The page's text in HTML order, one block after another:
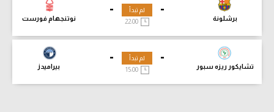
-
برشلونة
-
نوتنجهام فورست
لم تبدأ
-
تشايكور ريزه سبور
-
بيراميدز
لم تبدأ
15:00